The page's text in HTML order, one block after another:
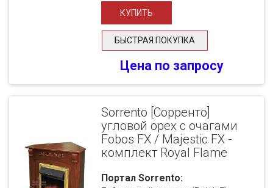
БЫСТРАЯ ПОКУПКА
Цена по запросу
Sorrento [Сорренто]
угловой орех с очагами
Fobos FX / Majestic FX -
комплект Royal Flame
Портал Sorrento: